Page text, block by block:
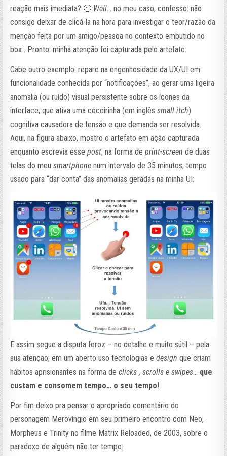
reação mais imediata? 🙄 Well… no meu caso, confesso: não
consigo deixar de clicá-la na hora para investigar o teor/razão da
menção feita por um amigo/pessoa no contexto embutido no
box . Pronto: minha atenção foi capturada pelo artefato.
Cabe outro exemplo: repare na engenhosidade da UX/UI em
funcionalidade conhecida por “notificações”, ao gerar uma ligeira
anomalia (ou ruído) visual persistente sobre os ícones da
interface; que ativa uma coceirinha (em inglêssmall itch)
cognitiva causadora de tensão e que demanda ser resolvida.
Aqui, na figura abaixo, mostro o artefato em ação capturada
enquanto escrevia essepost; na forma deprint-screen de duas
telas do meusmartphone num intervalo de 35 minutos; tempo
usado para “dar conta” das anomalias geradas na minha UI:
E assim segue a disputa feroz – no detalhe e muito sútil – pela
sua atenção; em um aberto uso tecnologias edesign que criam
hábitos aprisionantes na forma declicks , scrolls e swipes… que
custam e consomem tempo… o seu tempo!
Por fim deixo pra pensar o apropriado comentário do
personagem Merovíngio em seu primeiro encontro com Neo,
Morpheus e Trinity no filme Matrix Reloaded, de 2003, sobre o
paradoxo de alguém não ter tempo: